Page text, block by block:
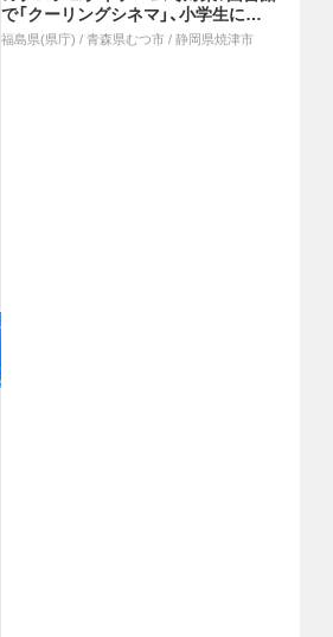
で「クーリングシネマ」、小学生にラ
ンドセル背あてパッド等を配布
福島県(県庁) / 青森県むつ市 / 静岡県焼津市